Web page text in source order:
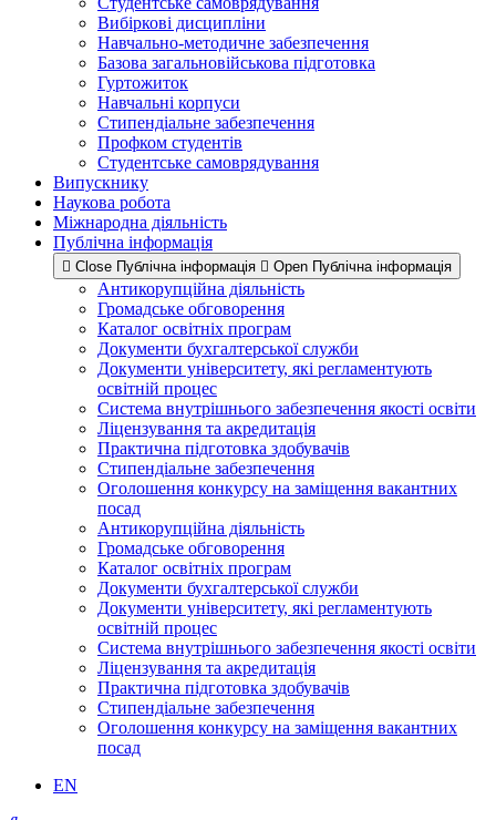
Вибіркові дисципліни
Навчально-методичне забезпечення
Базова загальновійськова підготовка
Гуртожиток
Навчальні корпуси
Стипендіальне забезпечення
Профком студентів
Студентське самоврядування
Випускнику
Наукова робота
Міжнародна діяльність
Публічна інформація
Close Публічна інформація Open Публічна інформація
Антикорупційна діяльність
Громадське обговорення
Каталог освітніх програм
Документи бухгалтерської служби
Документи університету, які регламентують
освітній процес
Система внутрішнього забезпечення якості освіти
Ліцензування та акредитація
Практична підготовка здобувачів
Стипендіальне забезпечення
Оголошення конкурсу на заміщення вакантних
посад
Антикорупційна діяльність
Громадське обговорення
Каталог освітніх програм
Документи бухгалтерської служби
Документи університету, які регламентують
освітній процес
Система внутрішнього забезпечення якості освіти
Ліцензування та акредитація
Практична підготовка здобувачів
Стипендіальне забезпечення
Оголошення конкурсу на заміщення вакантних
посад
EN